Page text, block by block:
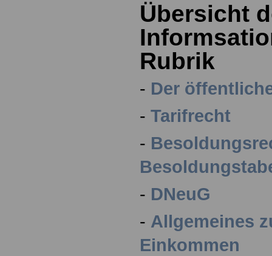
Übersicht
Rubrik
- Der
- Tarifrecht
-
- DNeuG
- Allgemeines
Einkommen